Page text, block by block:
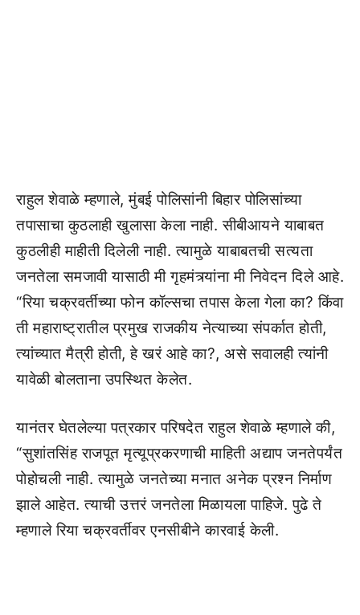
राहुल शेवाळे म्हणाले, मुंबई पोलिसांनी बिहार पोलिसांच्या
तपासाचा कुठलाही खुलासा केला नाही. सीबीआयने याबाबत
कुठलीही माहीती दिलेली नाही. त्यामुळे याबाबतची सत्यता
जनतेला समजावी यासाठी मी गृहमंत्र्यांना मी निवेदन दिले आहे.
“रिया चक्रवर्तीच्या फोन कॉल्सचा तपास केला गेला का? किंवा
ती महाराष्ट्रातील प्रमुख राजकीय नेत्याच्या संपर्कात होती,
त्यांच्यात मैत्री होती, हे खरं आहे का?, असे सवालही त्यांनी
यावेळी बोलताना उपस्थित केलेत.
यानंतर घेतलेल्या पत्रकार परिषदेत राहुल शेवाळे म्हणाले की,
“सुशांतसिंह राजपूत मृत्यूप्रकरणाची माहिती अद्याप जनतेपर्यंत
पोहोचली नाही. त्यामुळे जनतेच्या मनात अनेक प्रश्न निर्माण
झाले आहेत. त्याची उत्तरं जनतेला मिळायला पाहिजे. पुढे ते
म्हणाले रिया चक्रवर्तीवर एनसीबीने कारवाई केली.